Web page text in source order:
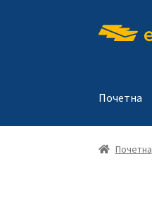
Прескочи
Скочи
Почетна
Почетна